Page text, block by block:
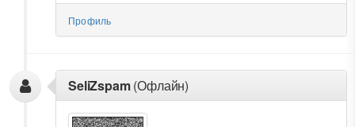
Профиль
SeliZspam(Офлайн)